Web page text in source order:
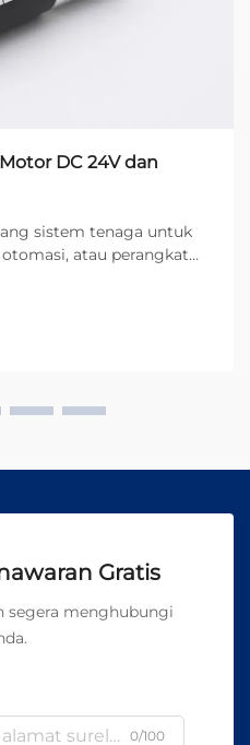
DC 24V dan
sistem tenaga untuk
atau perangkat
pada tegangan
Gratis
segera menghubungi
0/100